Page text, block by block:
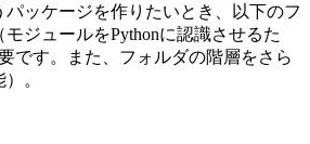
パッケージを作りたいとき、以下のフ
ジュールをPythonに認識させるた
です。また、フォルダの階層をさら
。